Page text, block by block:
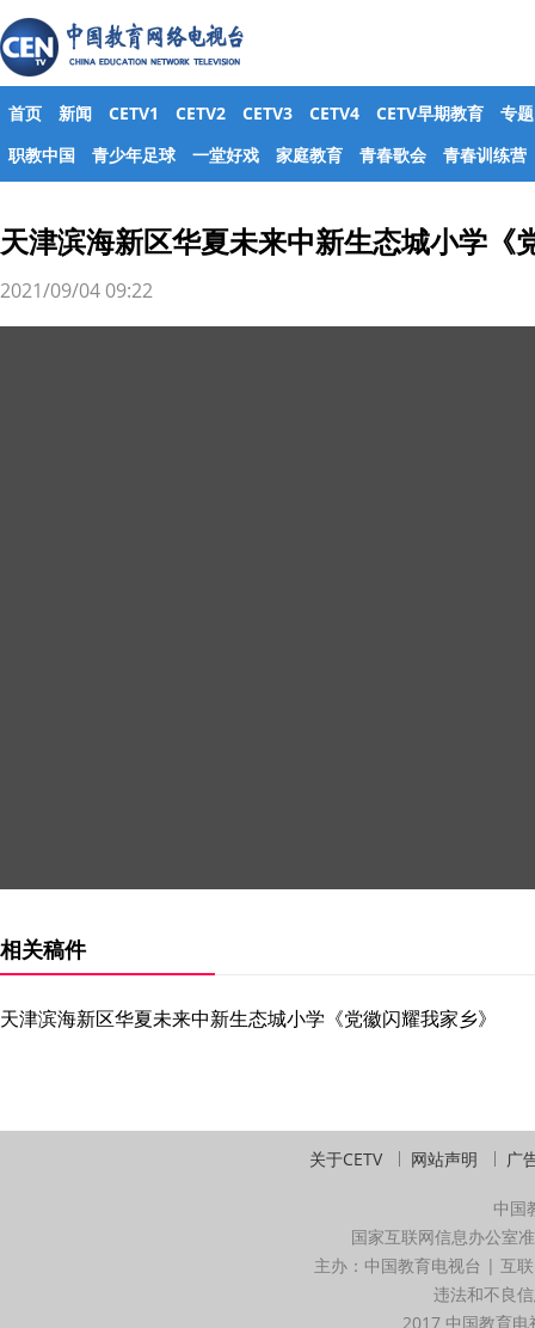
首页 新闻 CETV1 CETV2 CETV3 CETV4 CETV早期教育
专题
职教中国
青少年足球 一堂好戏 家庭教育 青春歌会 青春训练营
天津滨海新区华夏未来中新生态城小学《
2021/09/04 09:22
相关稿件
天津滨海新区华夏未来中新生态城小学《党徽闪耀我家乡》
关于CETV 网站声明 广
中国
国家互联网信息办公室
主办：中国教育电视台 | 互
违法和不良
2017 中国教育